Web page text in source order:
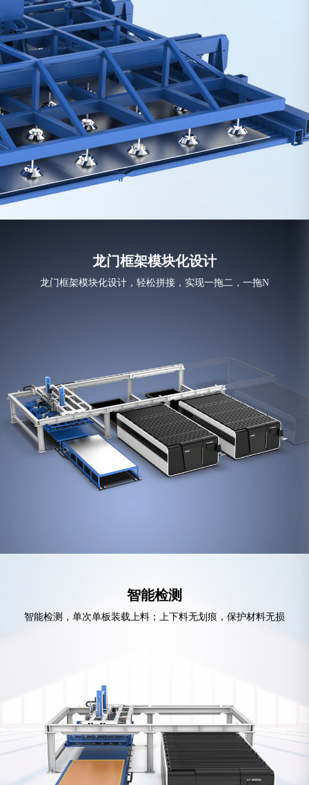
龙门框架模块化设计
龙门框架模块化设计，轻松拼接，实现一拖二，一拖N
智能检测
智能检测，单次单板装载上料；上下料无划痕，保护材料无损